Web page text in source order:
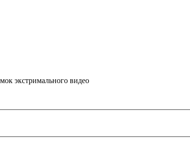
экстримального видео